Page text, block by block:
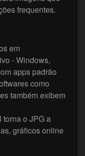
frequentes.
em
- Windows,
apps padrão
como
também exibem
o JPG a
gráficos online